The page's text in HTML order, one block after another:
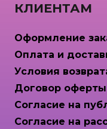
КЛИЕНТАМ
Оформление
Оплата и
Условия
Договор оферты
Согласие на
Согласие на